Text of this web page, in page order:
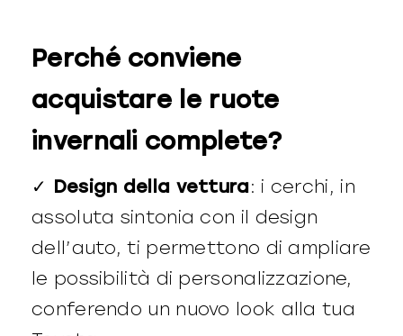
Perché conviene
acquistare le ruote
invernali complete?
✓ Design della vettura: i cerchi, in
assoluta sintonia con il design
dell’auto, ti permettono di ampliare
le possibilità di personalizzazione,
conferendo un nuovo look alla tua